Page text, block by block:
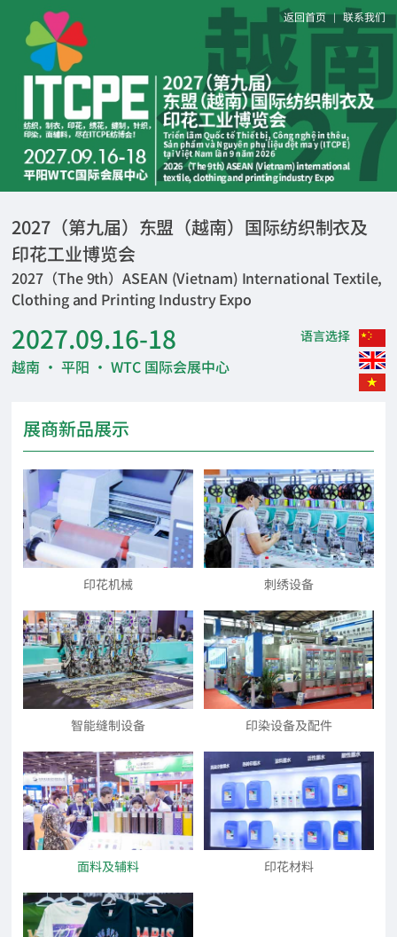
返回首页 | 联系我们
2027（第九届）东盟（越南）国际纺织制衣及
印花工业博览会
2027（The 9th）ASEAN (Vietnam) International Textile,
Clothing and Printing Industry Expo
2027.09.16-18
越南 · 平阳 · WTC 国际会展中心
语言选择
展商新品展示
印花机械 刺绣设备
智能缝制设备 印染设备及配件
面料及辅料 印花材料